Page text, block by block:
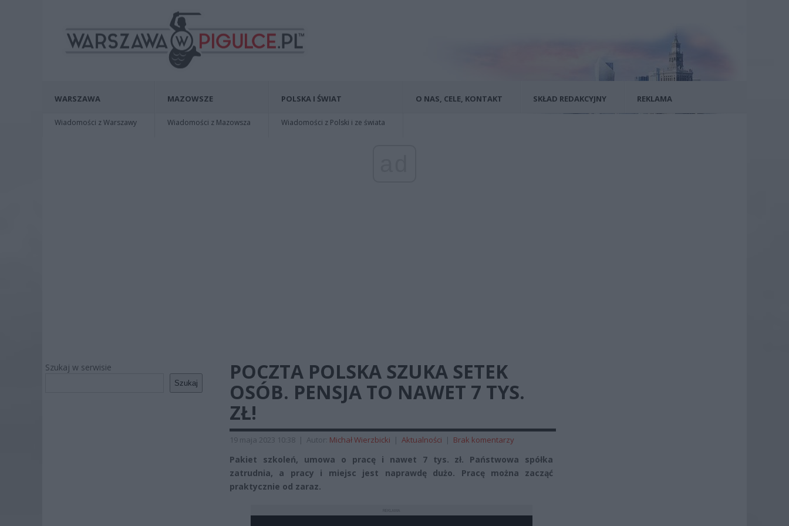
WARSZAWA
Wiadomości z Warszawy
MAZOWSZE
Wiadomości z Mazowsza
POLSKA I ŚWIAT
Wiadomości z Polski i ze świata
O NAS, CELE, KONTAKT SKŁAD REDAKCYJNY REKLAMA
Szukaj w serwisie
Szukaj
POCZTA POLSKA SZUKA SETEK
OSÓB. PENSJA TO NAWET 7 TYS.
ZŁ!
19 maja 2023 10:38 | Autor: Michał Wierzbicki | Aktualności | Brak komentarzy
Pakiet szkoleń, umowa o pracę i nawet 7 tys. zł. Państwowa spółka
zatrudnia, a pracy i miejsc jest naprawdę dużo. Pracę można zacząć
praktycznie od zaraz.